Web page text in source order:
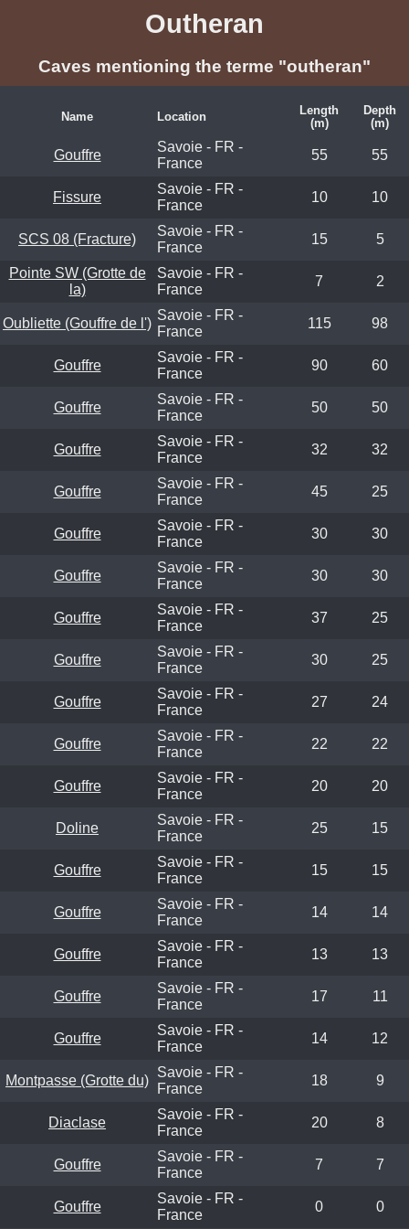
Outheran
Caves mentioning the terme "outheran"
Name Location
Length
(m)
Depth
(m)
Gouffre
Savoie - FR -
France
55 55
Fissure
Savoie - FR -
France
10 10
SCS 08 (Fracture)
Savoie - FR -
France
15 5
Pointe SW (Grotte de
la)
Savoie - FR -
France
7 2
Oubliette (Gouffre de l')
Savoie - FR -
France
115 98
Gouffre
Savoie - FR -
France
90 60
Gouffre
Savoie - FR -
France
50 50
Gouffre
Savoie - FR -
France
32 32
Gouffre
Savoie - FR -
France
45 25
Gouffre
Savoie - FR -
France
30 30
Gouffre
Savoie - FR -
France
30 30
Gouffre
Savoie - FR -
France
37 25
Gouffre
Savoie - FR -
France
30 25
Gouffre
Savoie - FR -
France
27 24
Gouffre
Savoie - FR -
France
22 22
Gouffre
Savoie - FR -
France
20 20
Doline
Savoie - FR -
France
25 15
Gouffre
Savoie - FR -
France
15 15
Gouffre
Savoie - FR -
France
14 14
Gouffre
Savoie - FR -
France
13 13
Gouffre
Savoie - FR -
France
17 11
Gouffre
Savoie - FR -
France
14 12
Montpasse (Grotte du)
Savoie - FR -
France
18 9
Diaclase
Savoie - FR -
France
20 8
Gouffre
Savoie - FR -
France
7 7
Gouffre
Savoie - FR -
France
0 0